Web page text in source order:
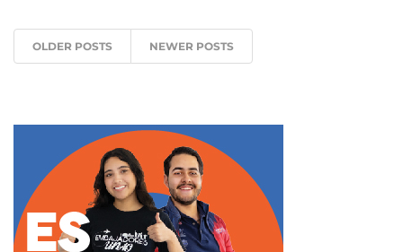
OLDER POSTS NEWER POSTS